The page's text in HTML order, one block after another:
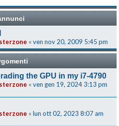
« ven nov 20, 2009 5:45 pm
the GPU in my i7-4790
« ven gen 19, 2024 3:13 pm
« lun ott 02, 2023 8:07 am